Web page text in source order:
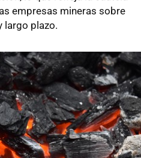
empresas mineras sobre
largo plazo.